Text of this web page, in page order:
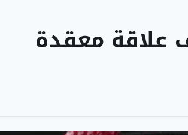
علاقة معقدة